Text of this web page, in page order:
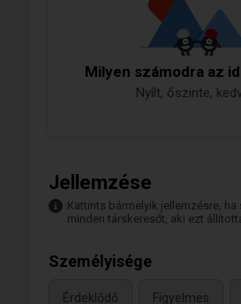
Milyen számodra az
Nyílt, őszinte,
Jellemzése
Kattints bármelyik jellemzésre,
minden társkeresőt, aki ezt
Személyisége
Érdeklődő Figyelmes